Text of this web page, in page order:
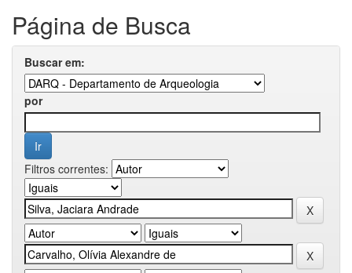
Página de Busca
Buscar em:
por
Filtros correntes: